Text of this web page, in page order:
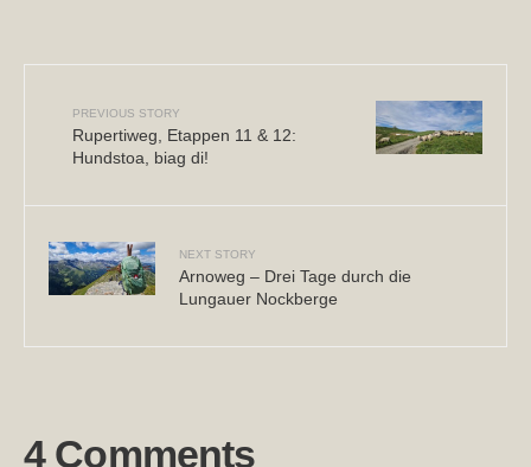
PREVIOUS STORY
Rupertiweg, Etappen 11 & 12:
Hundstoa, biag di!
NEXT STORY
Arnoweg – Drei Tage durch die
Lungauer Nockberge
4 Comments